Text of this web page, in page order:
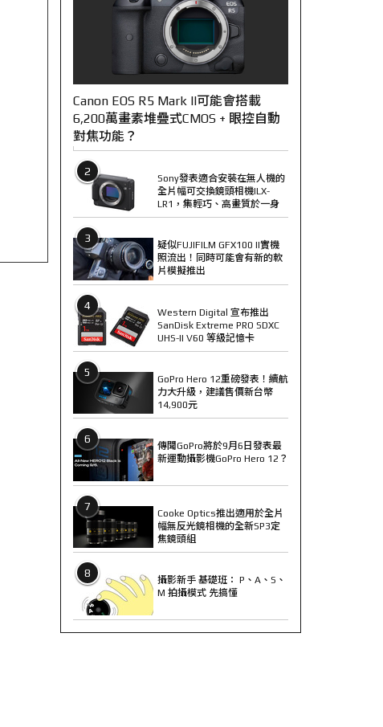
Canon EOS R5 Mark II可能會搭載
6,200萬畫素堆疊式CMOS + 眼控自動
對焦功能？
2
Sony發表適合安裝在無人機的
全片幅可交換鏡頭相機ILX-
LR1，集輕巧、高畫質於一身
3
疑似FUJIFILM GFX100 II實機
照流出！同時可能會有新的軟
片模擬推出
4
Western Digital 宣布推出
SanDisk Extreme PRO SDXC
UHS-II V60 等級記憶卡
5
GoPro Hero 12重磅發表！續航
力大升級，建議售價新台幣
14,900元
6
傳聞GoPro將於9月6日發表最
新運動攝影機GoPro Hero 12？
7
Cooke Optics推出適用於全片
幅無反光鏡相機的全新SP3定
焦鏡頭組
8
攝影新手 基礎班： P、A、S、
M 拍攝模式 先搞懂